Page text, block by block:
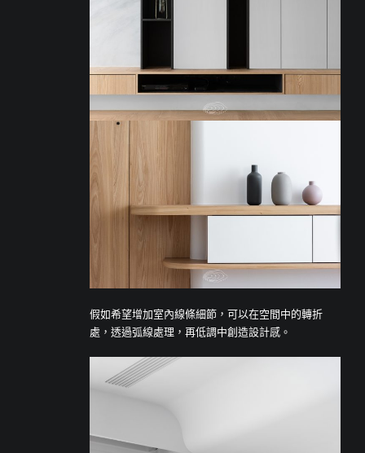
假如希望增加室內線條細節，可以在空間中的轉折
處，透過弧線處理，再低調中創造設計感。